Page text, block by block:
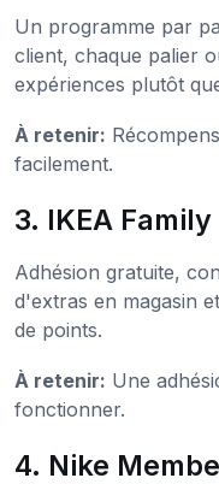
Un programme par
client, chaque palier
expériences plutôt
À retenir:
facilement.
3. IKEA Family
Adhésion gratuite,
d'extras en magasin
de points.
À retenir: Une
fonctionner.
4. Nike